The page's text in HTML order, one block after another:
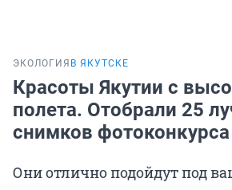
ЭКОЛОГИЯ В ЯКУТСКЕ
Красоты Якутии с
полета. Отобрали 25
снимков
Они отлично подойдут под